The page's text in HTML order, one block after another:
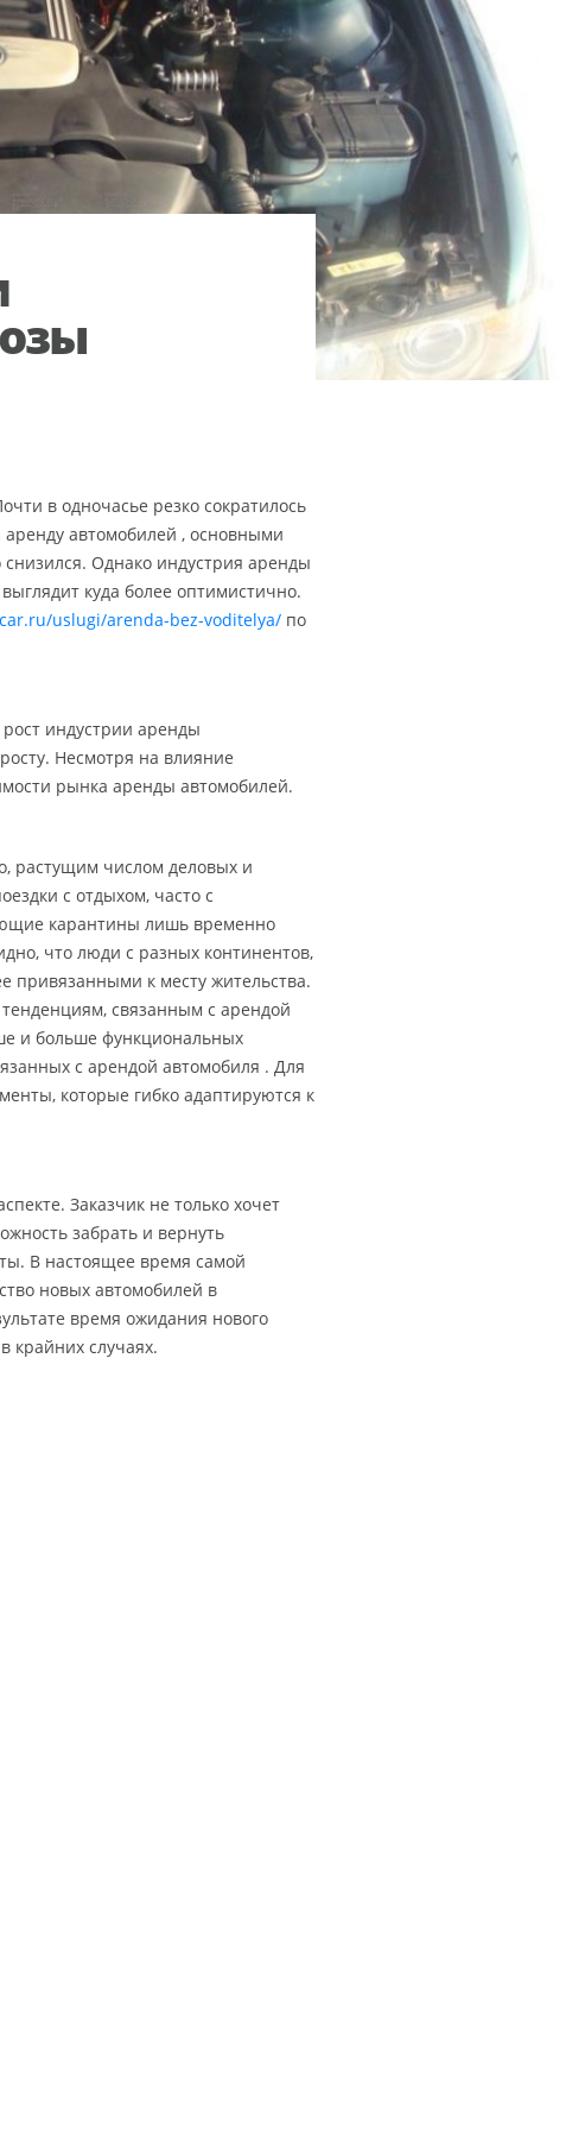
в одночасье резко сократилось
аренду автомобилей , основными
Однако индустрия аренды
куда более оптимистично.
uslugi/arenda-bez-voditelya/ по
индустрии аренды
Несмотря на влияние
рынка аренды автомобилей.
растущим числом деловых и
с отдыхом, часто с
карантины лишь временно
что люди с разных континентов,
привязанными к месту жительства.
связанным с арендой
и больше функциональных
с арендой автомобиля . Для
которые гибко адаптируются к
Заказчик не только хочет
забрать и вернуть
В настоящее время самой
новых автомобилей в
время ожидания нового
крайних случаях.